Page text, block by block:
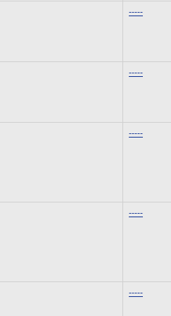
-----
-----
-----
-----
-----